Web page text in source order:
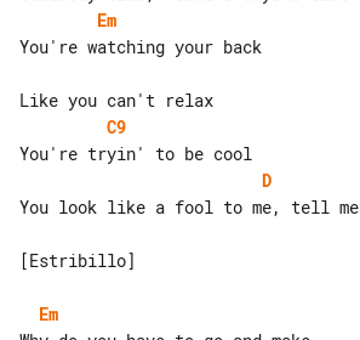
Em
You're watching your back
C9
D
You look like a fool to me, tell me
[Estribillo]
Em